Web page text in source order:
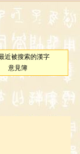
近被搜索的漢字
意見簿